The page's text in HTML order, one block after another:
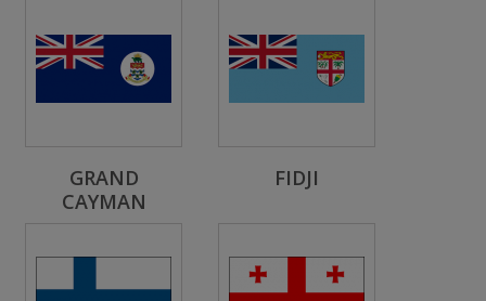
GRAND
CAYMAN
FIDJI